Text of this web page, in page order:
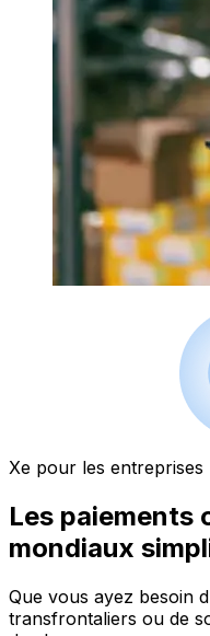
Xe pour les entreprises
Les paiements
mondiaux
Que vous ayez besoin
transfrontaliers ou de